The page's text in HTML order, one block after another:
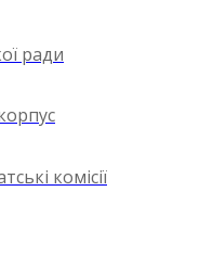
ради
комісії